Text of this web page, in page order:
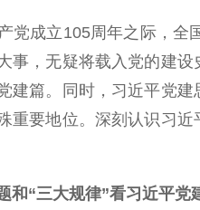
成立105周年之际，全国
事，无疑将载入党的建
建篇。同时，习近平党
重要地位。深刻认识习
和“三大规律”看习近平党